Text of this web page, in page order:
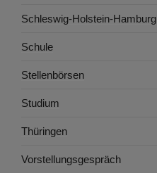
Schleswig-Holstein-Hamburg
Schule
Stellenbörsen
Studium
Thüringen
Vorstellungsgespräch